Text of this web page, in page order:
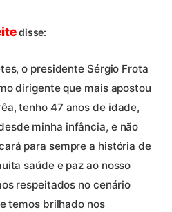
disse:
o presidente Sérgio Frota
dirigente que mais apostou
tenho 47 anos de idade,
minha infância, e não
para sempre a história de
saúde e paz ao nosso
respeitados no cenário
temos brilhado nos